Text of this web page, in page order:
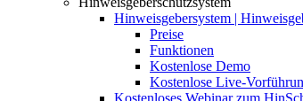
Hinweisgebersystem |
Preise
Funktionen
Kostenlose Demo
Kostenlose Live-
Kostenloses Webinar zum